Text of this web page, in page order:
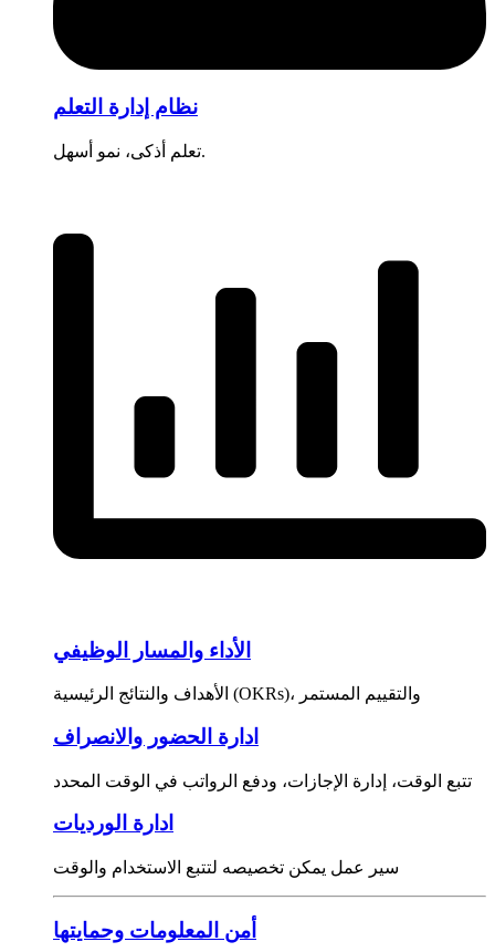
نظام إدارة التعلم
تعلم أذكى، نمو أسهل.
الأداء والمسار الوظيفي
الأهداف والنتائج الرئيسية (OKRs)، والتقييم المستمر
ادارة الحضور والانصراف
تتبع الوقت، إدارة الإجازات، ودفع الرواتب في الوقت المحدد
ادارة الورديات
سير عمل يمكن تخصيصه لتتبع الاستخدام والوقت
أمن المعلومات وحمايتها